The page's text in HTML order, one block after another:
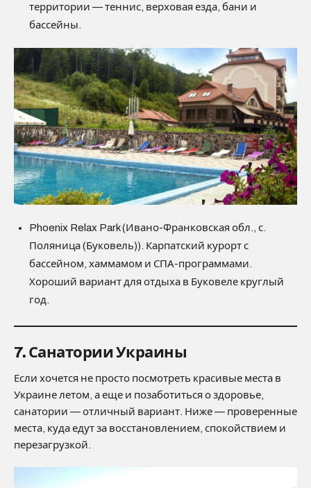
территории — теннис, верховая езда, бани и
бассейны.
Phoenix Relax Park (Ивано-Франковская обл., с.
Поляница (Буковель)). Карпатский курорт с
бассейном, хаммамом и СПА-программами.
Хороший вариант для отдыха в Буковеле круглый
год.
7. Санатории Украины
Если хочется не просто посмотреть красивые места в
Украине летом, а еще и позаботиться о здоровье,
санатории — отличный вариант. Ниже — проверенные
места, куда едут за восстановлением, спокойствием и
перезагрузкой.